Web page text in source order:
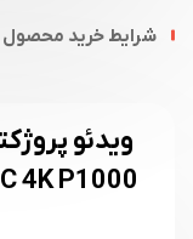
شرایط خرید محصول
ویدئو
4K P1000